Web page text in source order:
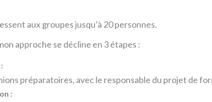
aux groupes jusqu’à 20 personnes.
approche se décline en 3 étapes :
préparatoires, avec le responsable du projet de
: